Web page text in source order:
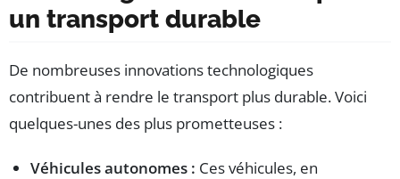
un transport durable
De nombreuses innovations technologiques
contribuent à rendre le transport plus durable. Voici
quelques-unes des plus prometteuses :
Véhicules autonomes : Ces véhicules, en